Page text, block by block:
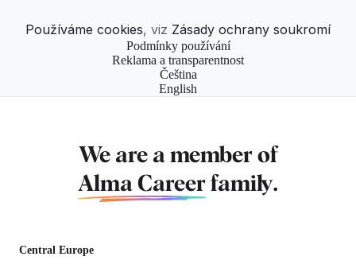
Používáme cookies, viz Zásady ochrany soukromí
Podmínky používání
Reklama a transparentnost
Čeština
English
We are a member of
Alma Career family.
Central Europe